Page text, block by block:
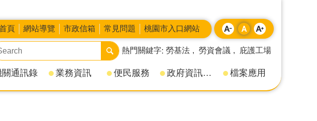
頁 網站導覽 市政信箱 常見問題 桃園市入口網站
熱門關鍵字 勞基法 勞資會議 庇護工場
關通訊錄 業務資訊 便民服務 政府資訊公開 檔案應用